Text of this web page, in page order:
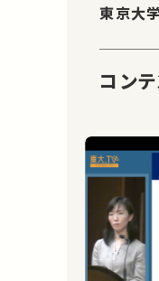
東京大
コン